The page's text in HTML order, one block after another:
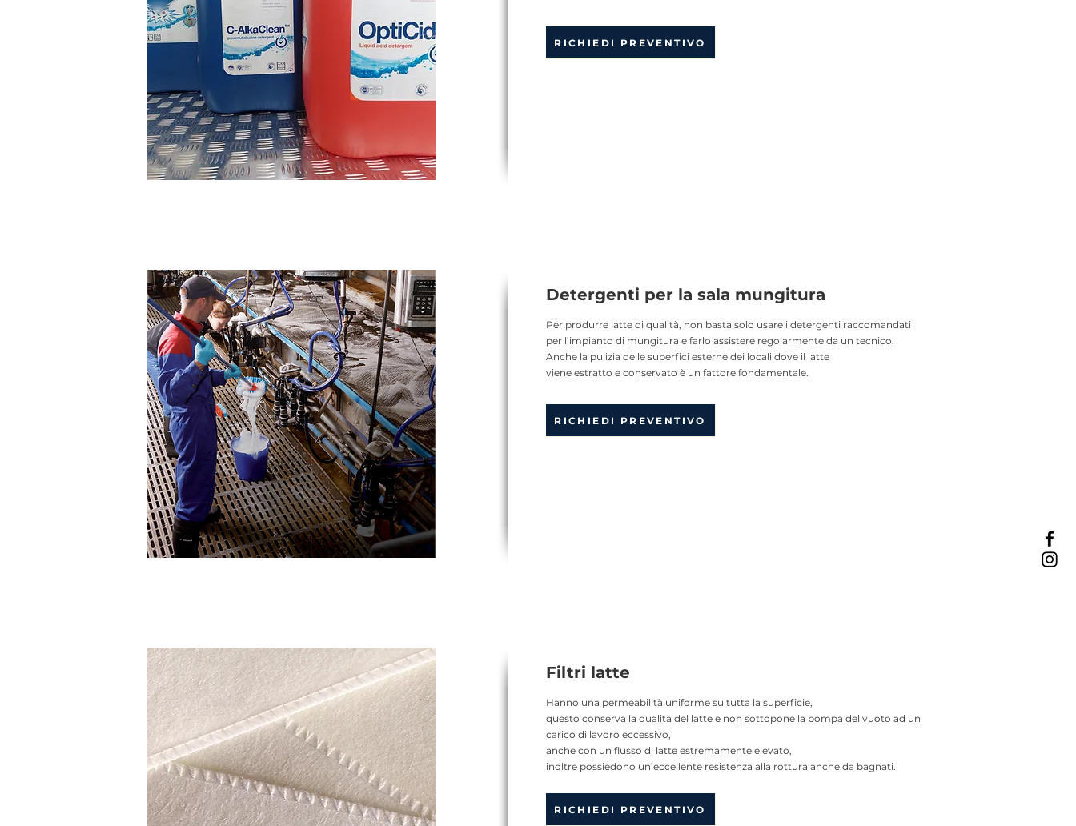
RICHIEDI PREVENTIVO
Detergenti per la sala mungitura
Per produrre latte di qualità, non basta solo usare i detergenti raccomandati
per l’impianto di mungitura e farlo assistere regolarmente da un tecnico.
Anche la pulizia delle superfici esterne dei locali dove il latte
viene estratto e conservato è un fattore fondamentale.
RICHIEDI PREVENTIVO
Filtri latte
Hanno una permeabilità uniforme su tutta la superficie,
questo conserva la qualità del latte e non sottopone la pompa del vuoto ad un
carico di lavoro eccessivo,
anche con un flusso di latte estremamente elevato,
inoltre possiedono un’eccellente resistenza alla rottura anche da bagnati.
RICHIEDI PREVENTIVO